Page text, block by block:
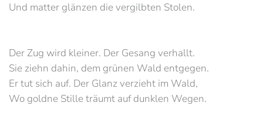
Und matter glänzen die vergilbten Stolen.
Der Zug wird kleiner. Der Gesang verhallt.
Sie ziehn dahin, dem grünen Wald entgegen.
Er tut sich auf. Der Glanz verzieht im Wald,
Wo goldne Stille träumt auf dunklen Wegen.